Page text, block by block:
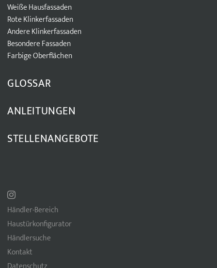
Weiße Hausfassaden
Rote Klinkerfassaden
Andere Klinkerfassaden
Besondere Fassaden
Farbige Oberflächen
GLOSSAR
ANLEITUNGEN
STELLENANGEBOTE
Händler-Bereich
Haustürkonfigurator
Händlersuche
Kontakt